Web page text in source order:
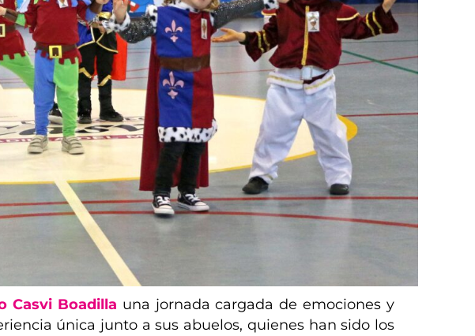
Casvi Boadilla una jornada cargada de emociones y
única junto a sus abuelos, quienes han sido los